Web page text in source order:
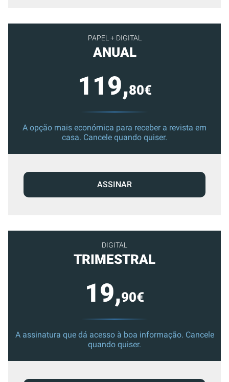
PAPEL + DIGITAL
ANUAL
119,80€
A opção mais económica para receber a revista em
casa. Cancele quando quiser.
ASSINAR
DIGITAL
TRIMESTRAL
19,90€
A assinatura que dá acesso à boa informação. Cancele
quando quiser.